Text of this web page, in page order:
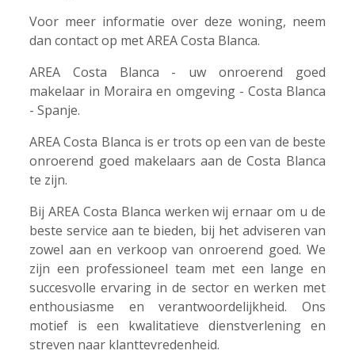
Voor meer informatie over deze woning, neem
dan contact op met AREA Costa Blanca.
AREA Costa Blanca - uw onroerend goed
makelaar in Moraira en omgeving - Costa Blanca
- Spanje.
AREA Costa Blanca is er trots op een van de beste
onroerend goed makelaars aan de Costa Blanca
te zijn.
Bij AREA Costa Blanca werken wij ernaar om u de
beste service aan te bieden, bij het adviseren van
zowel aan en verkoop van onroerend goed. We
zijn een professioneel team met een lange en
succesvolle ervaring in de sector en werken met
enthousiasme en verantwoordelijkheid. Ons
motief is een kwalitatieve dienstverlening en
streven naar klanttevredenheid.